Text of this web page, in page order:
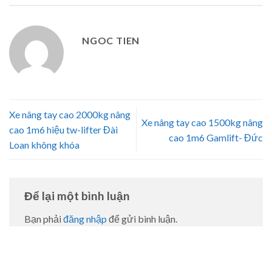
NGOC TIEN
Xe nâng tay cao 2000kg nâng
cao 1m6 hiệu tw-lifter Đài
Loan không khóa
Xe nâng tay cao 1500kg nâng
cao 1m6 Gamlift- Đức
Để lại một bình luận
Bạn phải đăng nhập để gửi bình luận.